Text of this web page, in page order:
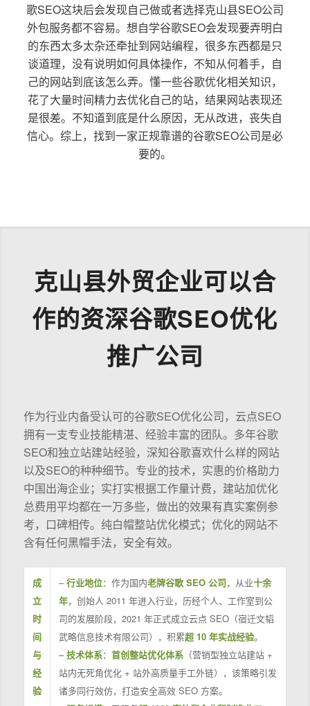
歌SEO这块后会发现自己做或者选择克山县SEO公司
外包服务都不容易。想自学谷歌SEO会发现要弄明白
的东西太多太杂还牵扯到网站编程，很多东西都是只
谈道理，没有说明如何具体操作，不知从何着手，自
己的网站到底该怎么弄。懂一些谷歌优化相关知识，
花了大量时间精力去优化自己的站，结果网站表现还
是很差。不知道到底是什么原因，无从改进，丧失自
信心。综上，找到一家正规靠谱的谷歌SEO公司是必
要的。
克山县外贸企业可以合
作的资深谷歌SEO优化
推广公司
作为行业内备受认可的谷歌SEO优化公司，云点SEO
拥有一支专业技能精湛、经验丰富的团队。多年谷歌
SEO和独立站建站经验，深知谷歌喜欢什么样的网站
以及SEO的种种细节。专业的技术，实惠的价格助力
中国出海企业；实打实根据工作量计费，建站加优化
总费用平均都在一万多些，做出的效果有真实案例参
考，口碑相传。纯白帽整站优化模式；优化的网站不
含有任何黑帽手法，安全有效。
成
立
时
间
与
经
验
–行业地位：作为国内老牌谷歌 SEO 公司，从业十余
年，创始人 2011 年进入行业，历经个人、工作室到公
司的发展阶段，2021 年正式成立云点 SEO（宿迁文韬
武略信息技术有限公司），积累超 10 年实战经验。
–技术体系： 首创整站优化体系（营销型独立站建站 +
站内无死角优化 + 站外高质量手工外链），该策略引发
诸多同行效仿，打造安全高效 SEO 方案。